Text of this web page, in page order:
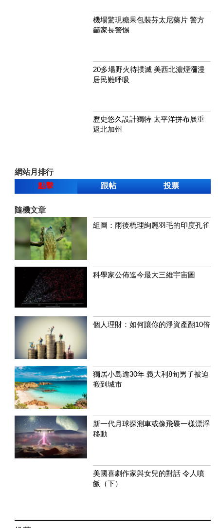
機場驚現糖果包裝芬太尼藥片 警方
籲家長警惕
20多場野火待撲滅 美西北濃煙瀰漫
居民難呼吸
歷史悠久設計獨特 太平洋拼布展重
返北加州
網站月排行
點擊
跟帖 投票
隨機文章
組圖：雨後梳理絢麗羽毛的印度孔雀
科學家公佈迄今最大三維宇宙圖
個人理財：如何讓你的淨資產翻10倍
獨居小島逾30年 義大利8旬男子被迫
搬到城市
新一代月球探測車或像飛碟一樣漂浮
移動
美國喜劇作家與女兒的對話 令人噴
飯（下）